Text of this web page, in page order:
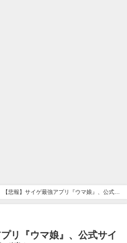
【悲報】サイゲ最強アプリ『ウマ娘』、公式サ
リ『ウマ娘』、公式サイ